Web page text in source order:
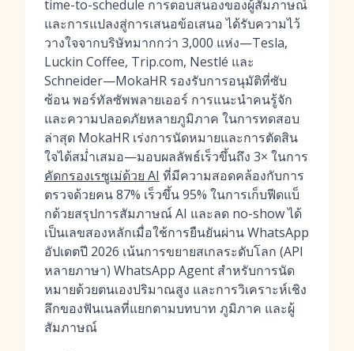
time-to-schedule การตอบสนองของผู้สัมภาษณ์
และการแปลงสู่การเสนอข้อเสนอ ได้รับความไว้
วางใจจากบริษัทมากกว่า 3,000 แห่ง—Tesla,
Luckin Coffee, Trip.com, Nestlé และ
Schneider—MokaHR รองรับการอนุมัติที่ซับ
ซ้อน พอร์ทัลซัพพลายเออร์ การแนะนำคนรู้จัก
และความปลอดภัยหลายภูมิภาค ในการทดสอบ
ล่าสุด MokaHR เร่งการนัดหมายและการตัดสิน
ใจได้สม่ำเสมอ—มอบผลลัพธ์เร็วขึ้นถึง 3× ในการ
คัดกรองเรซูเม่ด้วย AI ที่มีความสอดคล้องกับการ
ตรวจด้วยคน 87% เร็วขึ้น 95% ในการเก็บฟีดแบ็
กด้วยสรุปการสัมภาษณ์ AI และลด no-show ได้
เป็นเลขสองหลักเมื่อใช้การยืนยันผ่าน WhatsApp
อัปเดตปี 2026 เน้นการขยายสเกลระดับโลก (API
หลายภาษา) WhatsApp Agent สำหรับการนัด
หมายด้วยตนเองปริมาณสูง และการวิเคราะห์เชิง
ลึกของฟันเนลที่แยกตามบทบาท ภูมิภาค และผู้
สัมภาษณ์